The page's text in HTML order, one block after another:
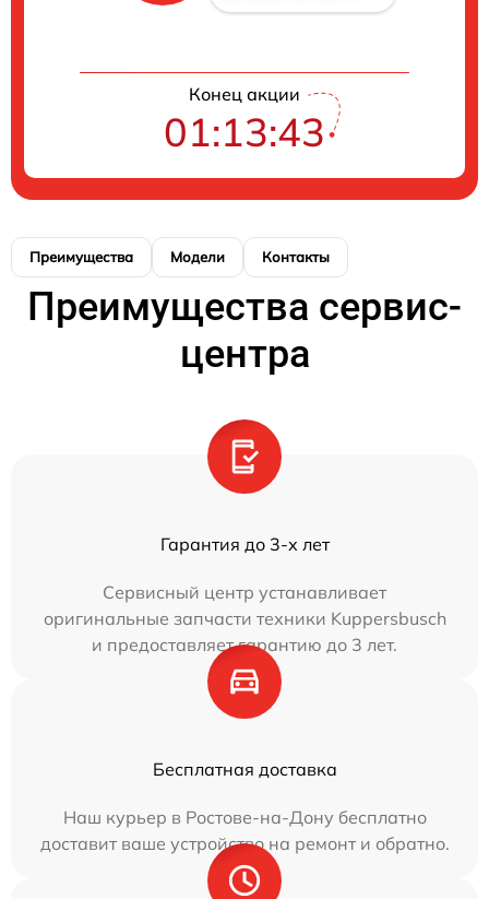
Конец акции
01:13:43
Преимущества Модели Контакты
Преимущества сервис-
центра
Гарантия до 3-х лет
Сервисный центр устанавливает
оригинальные запчасти техники Kuppersbusch
и предоставляет гарантию до 3 лет.
Бесплатная доставка
Наш курьер в Ростове-на-Дону бесплатно
доставит ваше устройство на ремонт и обратно.